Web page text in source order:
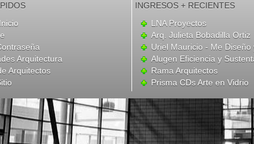
Arquitectura
Arquitectos
INGRESOS + RECIENTES
LNA Proyectos
Arq. Julieta Bobadilla Ortiz
Uriel Mauricio - Me Diseño
Alugen Eficiencia y
Rama Arquitectos
Prisma CDs Arte en Vidrio